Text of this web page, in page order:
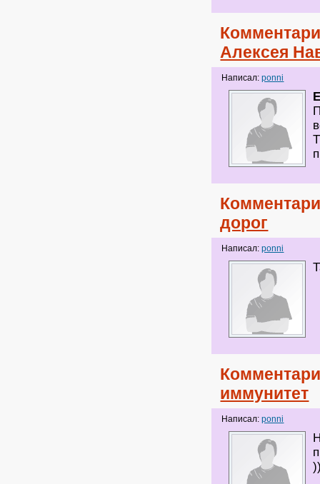
Алексея
Написал:ponni
дорог
Написал:ponni
иммунитет
Написал:ponni